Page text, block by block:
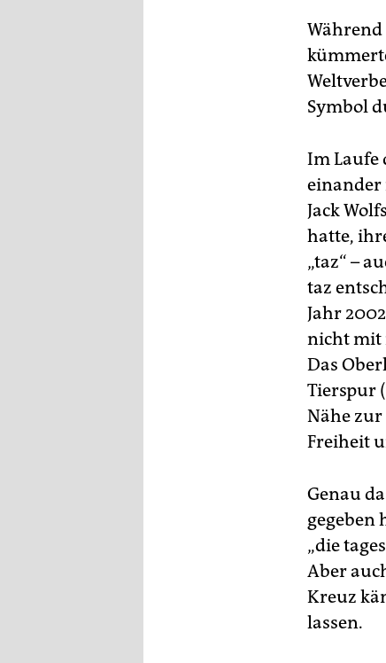
Während
Symbol
Im Laufe
einander
Jack
hatte,
„taz“ –
taz
Jahr
nicht mit
Das
Tierspur
Nähe
Freiheit
Genau
gegeben
„die
Aber
Kreuz
lassen.